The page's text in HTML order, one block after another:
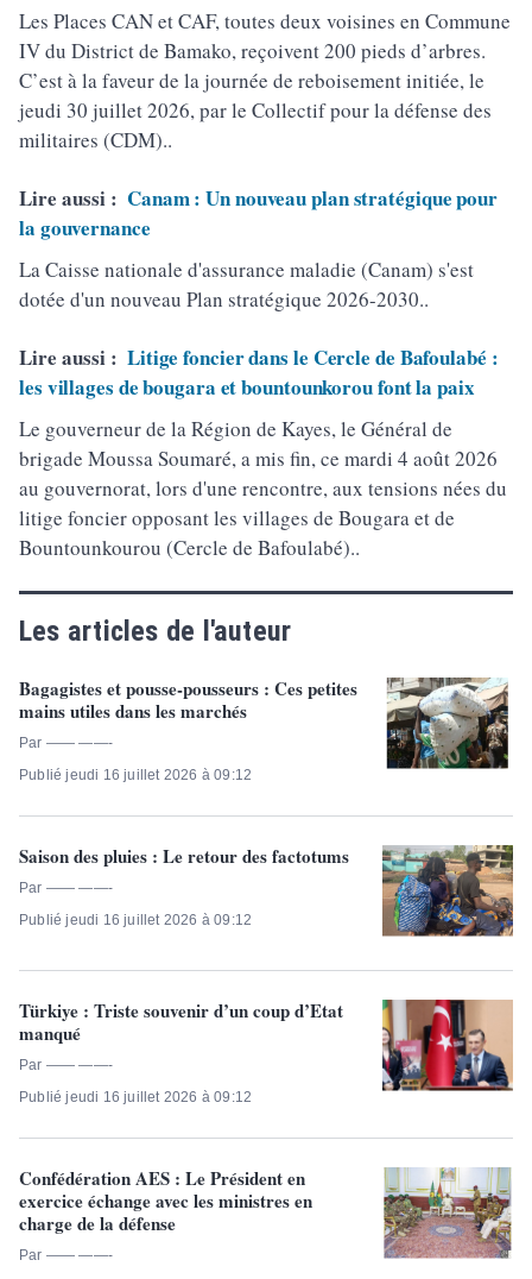
Les Places CAN et CAF, toutes deux voisines en Commune
IV du District de Bamako, reçoivent 200 pieds d’arbres.
C’est à la faveur de la journée de reboisement initiée, le
jeudi 30 juillet 2026, par le Collectif pour la défense des
militaires (CDM)..
Lire aussi : Canam : Un nouveau plan stratégique pour
la gouvernance
La Caisse nationale d'assurance maladie (Canam) s'est
dotée d'un nouveau Plan stratégique 2026-2030..
Lire aussi : Litige foncier dans le Cercle de Bafoulabé :
les villages de bougara et bountounkorou font la paix
Le gouverneur de la Région de Kayes, le Général de
brigade Moussa Soumaré, a mis fin, ce mardi 4 août 2026
au gouvernorat, lors d'une rencontre, aux tensions nées du
litige foncier opposant les villages de Bougara et de
Bountounkourou (Cercle de Bafoulabé)..
Les articles de l'auteur
Bagagistes et pousse-pousseurs : Ces petites
mains utiles dans les marchés
Par —— ——-
Publié jeudi 16 juillet 2026 à 09:12
Saison des pluies : Le retour des factotums
Par —— ——-
Publié jeudi 16 juillet 2026 à 09:12
Türkiye : Triste souvenir d’un coup d’Etat
manqué
Par —— ——-
Publié jeudi 16 juillet 2026 à 09:12
Confédération AES : Le Président en
exercice échange avec les ministres en
charge de la défense
Par —— ——-